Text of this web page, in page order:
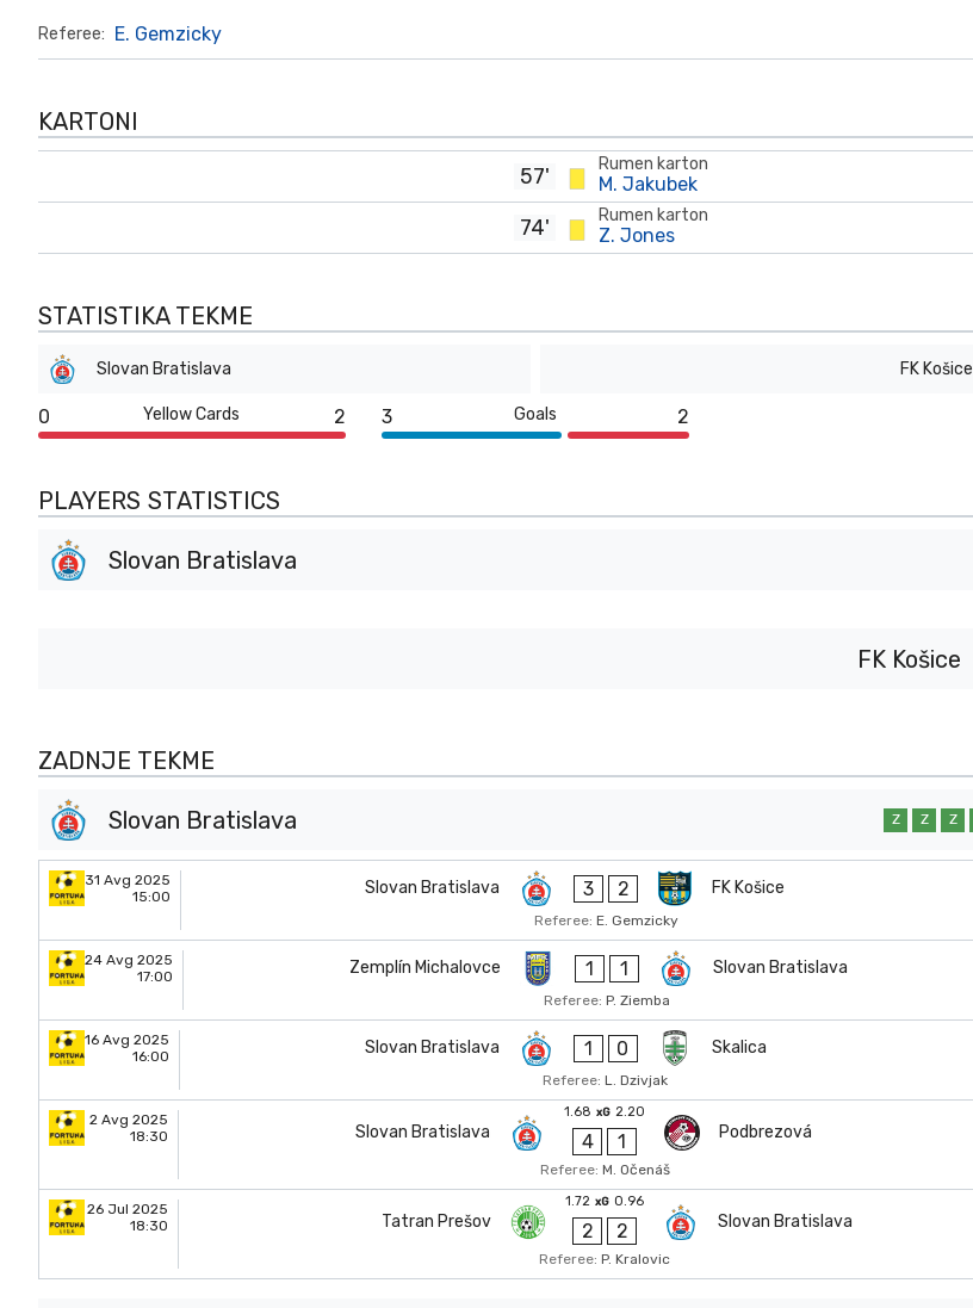
Referee: E. Gemzicky
KARTONI
57' Rumen karton
M. Jakubek
74' Rumen karton
Z. Jones
STATISTIKA TEKME
Slovan Bratislava FK Košice
0 Yellow Cards 2 3 Goals 2
PLAYERS STATISTICS
Slovan Bratislava
FK Košice
ZADNJE TEKME
Slovan Bratislava Z Z Z
31 Avg 2025
15:00
Slovan Bratislava 3 2 FK Košice
Referee: E. Gemzicky
24 Avg 2025
17:00
Zemplín Michalovce 1 1 Slovan Bratislava
Referee:P. Ziemba
16 Avg 2025
16:00
Slovan Bratislava 1 0 Skalica
Referee:L. Dzivjak
2 Avg 2025
18:30
Slovan Bratislava
1.68 xG 2.20
4 1 Podbrezová
Referee: M. Očenáš
26 Jul 2025
18:30
Tatran Prešov
1.72 xG 0.96
2 2 Slovan Bratislava
Referee:P. Kralovic